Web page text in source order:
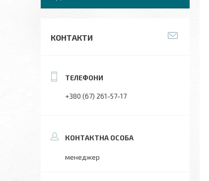
КОНТАКТИ
+380 (67) 261-57-17
менеджер